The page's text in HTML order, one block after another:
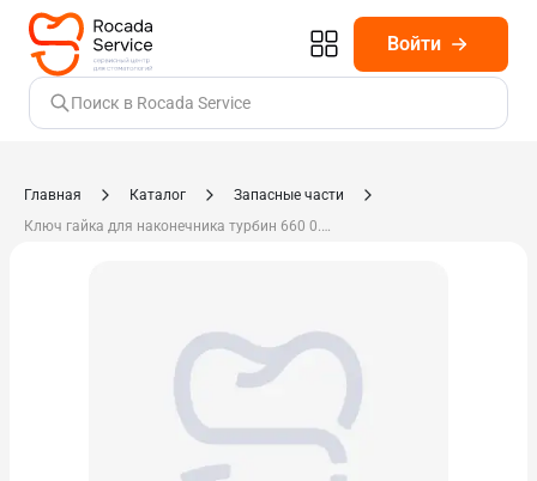
Войти
Поиск в Rocada Service
Главная Каталог
Запасные части
Ключ гайка для наконечника турбин 660 0.411.1591